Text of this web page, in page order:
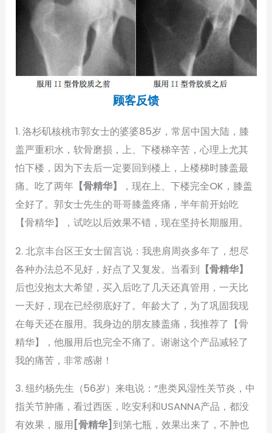
顾客反馈
1. 洛杉矶核桃市郭女士的婆婆85岁，常居中国大陆，膝
盖严重积水，软骨磨损，上、下楼梯辛苦，心理上尤其
怕下楼，因为下去后一定要回到楼上，上楼梯时膝盖最
痛。吃了两年 【骨精华】
，现在上、下楼完全OK，膝盖
全好了。郭女士先生的哥哥膝盖疼痛，半年前开始吃
【骨精华】，试吃以后效果不错，现在坚持长期服用。
2. 北京丰台区王女士留言说：我患肩周炎多年了，想尽
各种办法总不见好，好点了又复发。当看到 【骨精华】
后也没抱太大希望，买入后吃了几天还真管用，一天比
一天好，现在已经彻底好了。年龄大了，为了巩固我现
在每天还在服用。我身边的朋友膝盖痛，我推荐了【骨
精华】，他服用后也完全不痛了。谢谢这个产品减轻了
我的痛苦，非常感谢！
3. 纽约杨先生（56岁）来电说：“患类风湿性关节炎，中
指关节肿痛，看过西医，吃安利和USANNA产品，都没
有效果，服用 [骨精华]到第七瓶，效果出来了，不肿也